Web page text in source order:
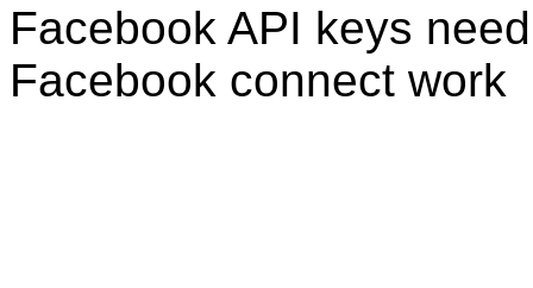
Facebook API keys
Facebook connect work